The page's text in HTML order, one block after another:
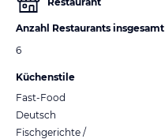
Anzahl Restaurants insgesamt
6
Küchenstile
Fast-Food
Deutsch
Fischgerichte /